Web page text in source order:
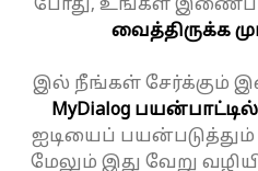
போது, உங்கள்
வைத்திருக்க
இல் நீங்கள் சேர்க்கும்
MyDialog பயன்பாட்டில்
ஐடியைப் பயன்படுத்தும்
மேலும் இது வேறு